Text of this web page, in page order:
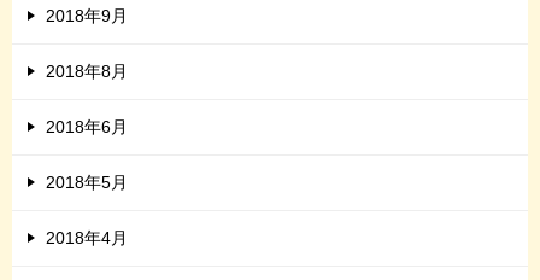
2018年9月
2018年8月
2018年6月
2018年5月
2018年4月